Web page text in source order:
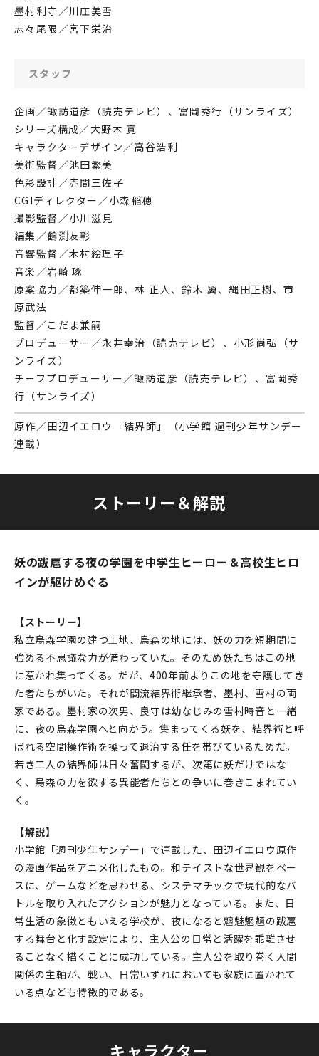
墨村利守／川庄美雪
志々尾限／宮下栄治
スタッフ
企画／諏訪道彦（読売テレビ）、富岡秀行（サンライズ）
シリーズ構成／大野木 寛
キャラクターデザイン／高谷浩利
美術監督／池田繁美
色彩設計／赤間三佐子
CGIディレクター／小森稲穂
撮影監督／小川滋見
編集／鶴渕友彰
音響監督／木村絵理子
音楽／岩崎 琢
原案協力／都築伸一郎、林 正人、鈴木 翼、縄田正樹、市
原武法
監督／こだま兼嗣
プロデューサー／永井幸治（読売テレビ）、小形尚弘（サ
ンライズ）
チーフプロデューサー／諏訪道彦（読売テレビ）、富岡秀
行（サンライズ）
原作／田辺イエロウ「結界師」（小学館 週刊少年サンデー
連載）
ストーリー＆解説
妖の跋扈する夜の学園を中学生ヒーロー＆高校生ヒロ
インが駆けめぐる
【ストーリー】
私立烏森学園の建つ土地、烏森の地には、妖の力を短期間に
強める不思議な力が備わっていた。そのため妖たちはこの地
に惹かれ集ってくる。だが、400年前よりこの地を守護してき
た者たちがいた。それが間流結界術継承者、墨村、雪村の両
家である。墨村家の次男、良守は幼なじみの雪村時音と一緒
に、夜の烏森学園へと向かう。集まってくる妖を、結界術と呼
ばれる空間操作術を操って退治する任を帯びているためだ。
若き二人の結界師は日々奮闘するが、次第に妖だけではな
く、烏森の力を欲する異能者たちとの争いに巻きこまれてい
く。
【解説】
小学館「週刊少年サンデー」で連載した、田辺イエロウ原作
の漫画作品をアニメ化したもの。和テイストな世界観をベー
スに、ゲームなどを思わせる、システマチックで現代的なバ
トルを取り入れたアクションが魅力となっている。また、日
常生活の象徴ともいえる学校が、夜になると魑魅魍魎の跋扈
する舞台と化す設定により、主人公の日常と活躍を乖離させ
ることなく描くことに成功している。主人公を取り巻く人間
関係の主軸が、戦い、日常いずれにおいても家族に置かれて
いる点なども特徴的である。
キャラクター